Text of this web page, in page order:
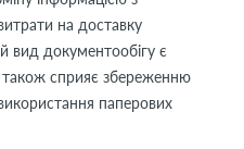
на доставку
вид документообігу є
сприяє збереженню
паперових